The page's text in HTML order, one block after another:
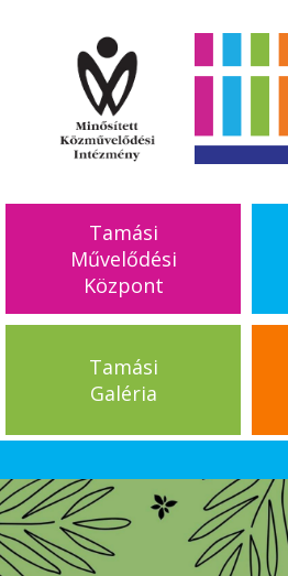
Tamási
Művelődési
Központ
Tamási
Galéria